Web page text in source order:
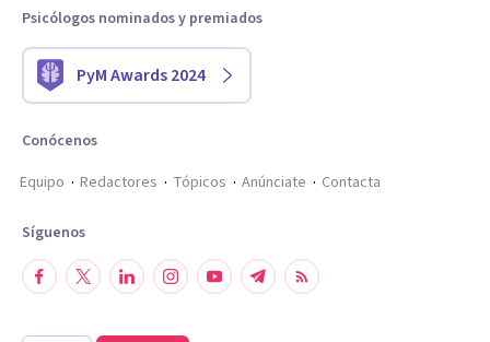
Psicólogos nominados y premiados
PyM Awards 2024
Conócenos
Equipo
Redactores Tópicos Anúnciate Contacta
Síguenos